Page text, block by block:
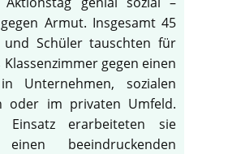
Armut. Insgesamt 45
und Schüler tauschten für
Klassenzimmer gegen einen
Unternehmen, sozialen
oder im privaten Umfeld.
erarbeiteten sie
einen beeindruckenden